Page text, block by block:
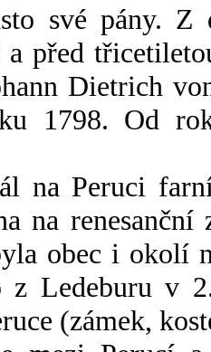
své pány.
a před
Dietrich
1798. Od
na Peruci
na
obec i okolí
z Ledeburu v
(zámek,